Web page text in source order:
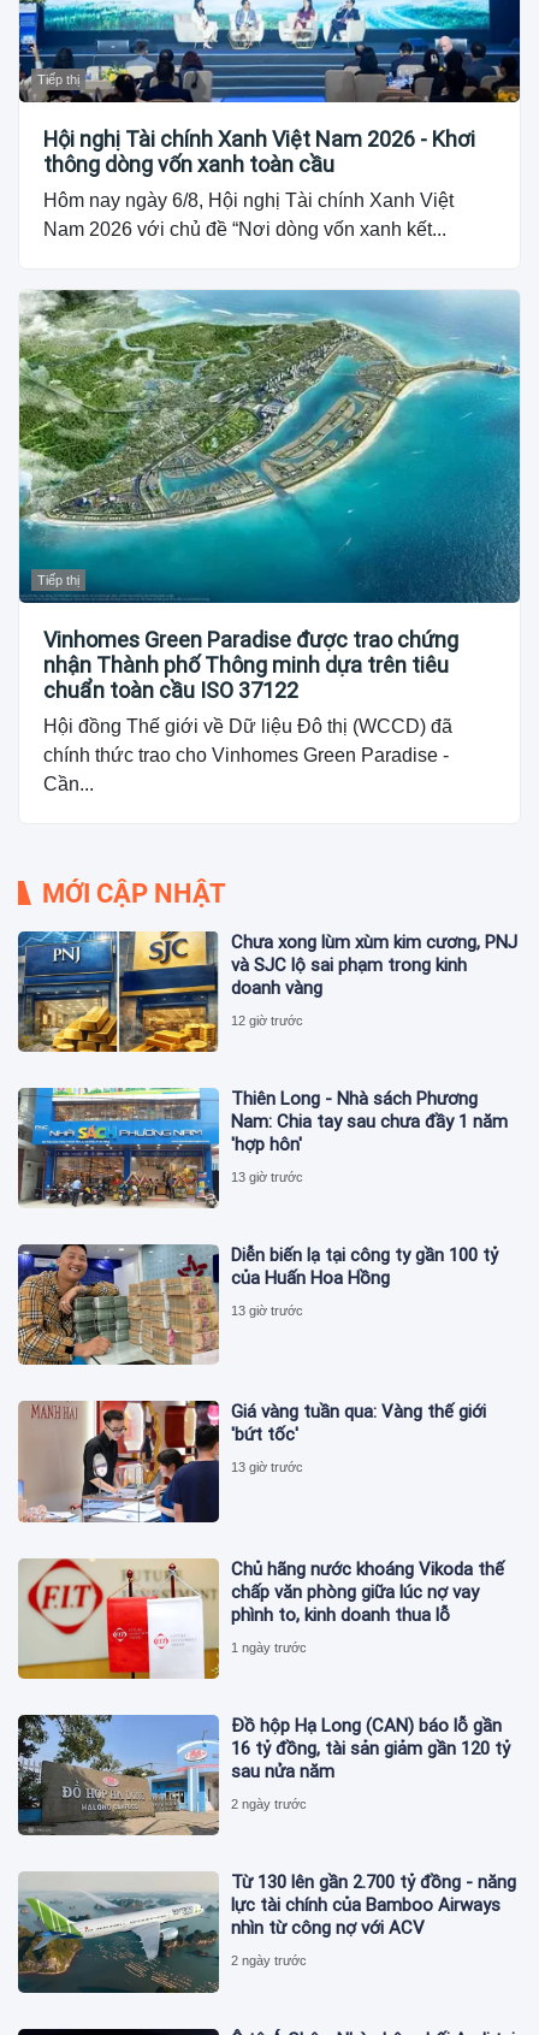
Tiếp thị
Hội nghị Tài chính Xanh Việt Nam 2026 - Khơi
thông dòng vốn xanh toàn cầu
Hôm nay ngày 6/8, Hội nghị Tài chính Xanh Việt
Nam 2026 với chủ đề “Nơi dòng vốn xanh kết...
Tiếp thị
Vinhomes Green Paradise được trao chứng
nhận Thành phố Thông minh dựa trên tiêu
chuẩn toàn cầu ISO 37122
Hội đồng Thế giới về Dữ liệu Đô thị (WCCD) đã
chính thức trao cho Vinhomes Green Paradise -
Cần...
MỚI CẬP NHẬT
Chưa xong lùm xùm kim cương, PNJ
và SJC lộ sai phạm trong kinh
doanh vàng
12 giờ trước
Thiên Long - Nhà sách Phương
Nam: Chia tay sau chưa đầy 1 năm
'hợp hôn'
13 giờ trước
Diễn biến lạ tại công ty gần 100 tỷ
của Huấn Hoa Hồng
13 giờ trước
Giá vàng tuần qua: Vàng thế giới
'bứt tốc'
13 giờ trước
Chủ hãng nước khoáng Vikoda thế
chấp văn phòng giữa lúc nợ vay
phình to, kinh doanh thua lỗ
1 ngày trước
Đồ hộp Hạ Long (CAN) báo lỗ gần
16 tỷ đồng, tài sản giảm gần 120 tỷ
sau nửa năm
2 ngày trước
Từ 130 lên gần 2.700 tỷ đồng - năng
lực tài chính của Bamboo Airways
nhìn từ công nợ với ACV
2 ngày trước